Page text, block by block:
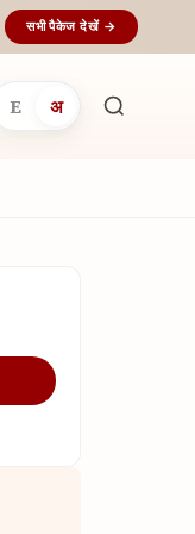
सभी पैकेज देखें →
E अ
अनुष्ठान